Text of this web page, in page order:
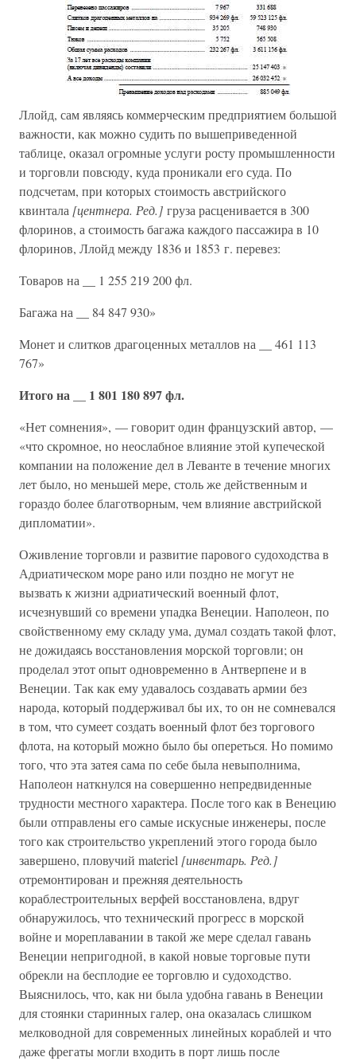
Ллойд, сам являясь коммерческим предприятием большой
важности, как можно судить по вышеприведенной
таблице, оказал огромные услуги росту промышленности
и торговли повсюду, куда проникали его суда. По
подсчетам, при которых стоимость австрийского
квинтала [центнера. Ред.] груза расценивается в 300
флоринов, а стоимость багажа каждого пассажира в 10
флоринов, Ллойд между 1836 и 1853 г. перевез:
Товаров на __ 1 255 219 200 фл.
Багажа на __ 84 847 930»
Монет и слитков драгоценных металлов на __ 461 113
767»
Итого на __ 1 801 180 897 фл.
«Нет сомнения», — говорит один французский автор, —
«что скромное, но неослабное влияние этой купеческой
компании на положение дел в Леванте в течение многих
лет было, но меньшей мере, столь же действенным и
гораздо более благотворным, чем влияние австрийской
дипломатии».
Оживление торговли и развитие парового судоходства в
Адриатическом море рано или поздно не могут не
вызвать к жизни адриатический военный флот,
исчезнувший со времени упадка Венеции. Наполеон, по
свойственному ему складу ума, думал создать такой флот,
не дожидаясь восстановления морской торговли; он
проделал этот опыт одновременно в Антверпене и в
Венеции. Так как ему удавалось создавать армии без
народа, который поддерживал бы их, то он не сомневался
в том, что сумеет создать военный флот без торгового
флота, на который можно было бы опереться. Но помимо
того, что эта затея сама по себе была невыполнима,
Наполеон наткнулся на совершенно непредвиденные
трудности местного характера. После того как в Венецию
были отправлены его самые искусные инженеры, после
того как строительство укреплений этого города было
завершено, пловучий materiel [инвентарь. Ред.]
отремонтирован и прежняя деятельность
кораблестроительных верфей восстановлена, вдруг
обнаружилось, что технический прогресс в морской
войне и мореплавании в такой же мере сделал гавань
Венеции непригодной, в какой новые торговые пути
обрекли на бесплодие ее торговлю и судоходство.
Выяснилось, что, как ни была удобна гавань в Венеции
для стоянки старинных галер, она оказалась слишком
мелководной для современных линейных кораблей и что
даже фрегаты могли входить в порт лишь после